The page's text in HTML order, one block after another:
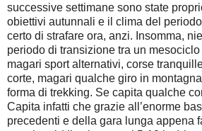
successive settimane sono state
obiettivi autunnali e il clima del
certo di strafare ora, anzi. Insomma,
periodo di transizione tra un
magari sport alternativi, corse
corte, magari qualche giro in
forma di trekking. Se capita qualche
Capita infatti che grazie all’enorme
precedenti e della gara lunga appena